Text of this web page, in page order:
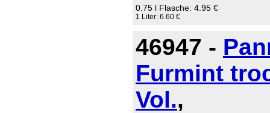
0.75 l Flasche: 4.95 €
1 Liter: 6.60 €
46947 -
Furmint
Vol.,